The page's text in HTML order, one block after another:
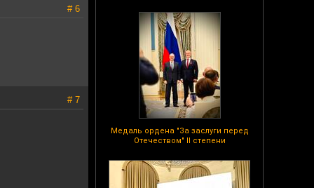
Медаль ордена "За заслуги перед
Отечеством" II степени
# 6
# 7